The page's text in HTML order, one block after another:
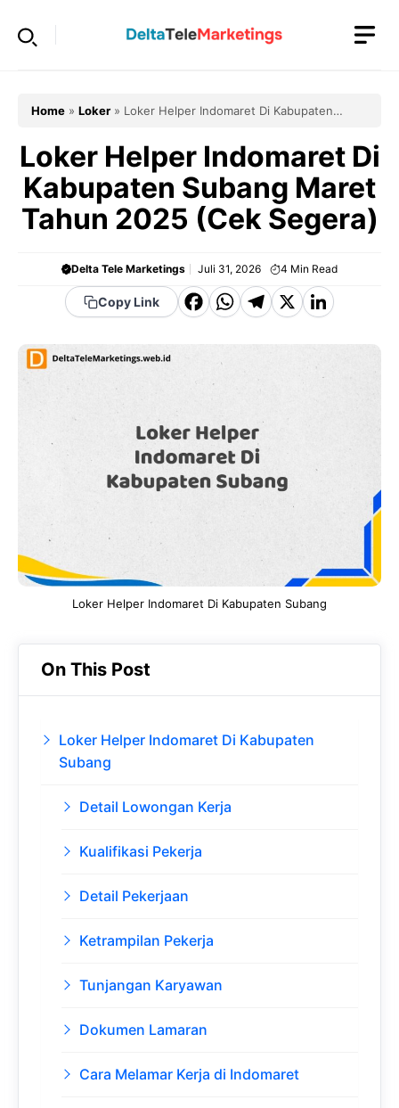
Home » Loker » Loker Helper Indomaret Di Kabupaten
Loker Helper Indomaret Di
Kabupaten Subang Maret
Tahun 2025 (Cek Segera)
Delta Tele Marketings Juli 31, 2026 4 Min Read
Copy Link
F
e
b
o
o
W
a
t
s
A
p
T
g
a
m
X Li
k
e
Loker Helper Indomaret Di Kabupaten Subang
On This Post
Loker Helper Indomaret Di Kabupaten
Subang
Detail Lowongan Kerja
Kualifikasi Pekerja
Detail Pekerjaan
Ketrampilan Pekerja
Tunjangan Karyawan
Dokumen Lamaran
Cara Melamar Kerja di Indomaret